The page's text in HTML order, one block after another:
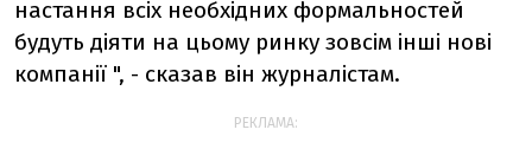
настання всіх необхідних формальностей
будуть діяти на цьому ринку зовсім інші нові
компанії ", - сказав він журналістам.
РЕКЛАМА: